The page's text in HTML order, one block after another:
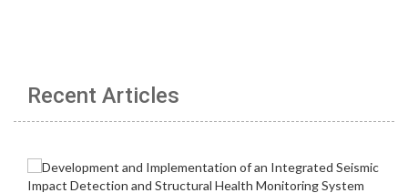
Recent Articles